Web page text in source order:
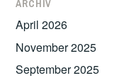
ARCHIV
April 2026
November 2025
September 2025